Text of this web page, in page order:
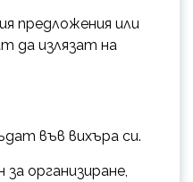
предложения или
да излязат на
във вихъра си.
организиране,